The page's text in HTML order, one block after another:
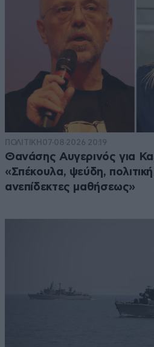
ΠΟΛΙΤΙΚΗ 07·08·2026 20:19
Θανάσης Αυγερινός για
«Σπέκουλα, ψεύδη,
ανεπίδεκτες μαθήσεως»